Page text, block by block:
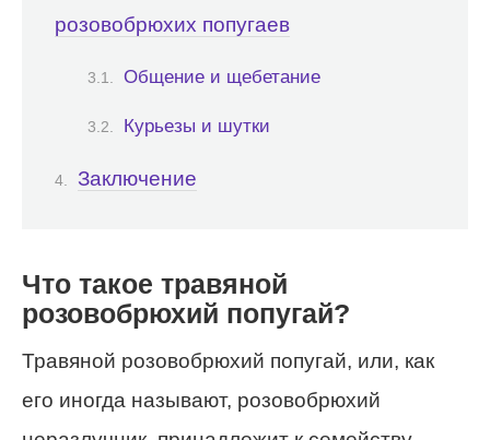
розовобрюхих попугаев
Общение и щебетание
Курьезы и шутки
Заключение
Что такое травяной
розовобрюхий попугай?
Травяной розовобрюхий попугай, или, как
его иногда называют, розовобрюхий